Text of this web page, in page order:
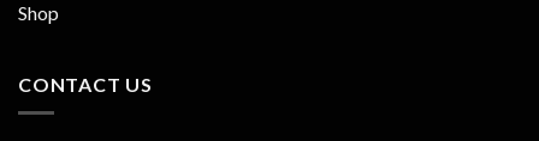
Shop
CONTACT US